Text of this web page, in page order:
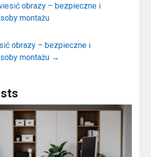
obrazy – bezpieczne i
montażu
obrazy – bezpieczne i
montażu →